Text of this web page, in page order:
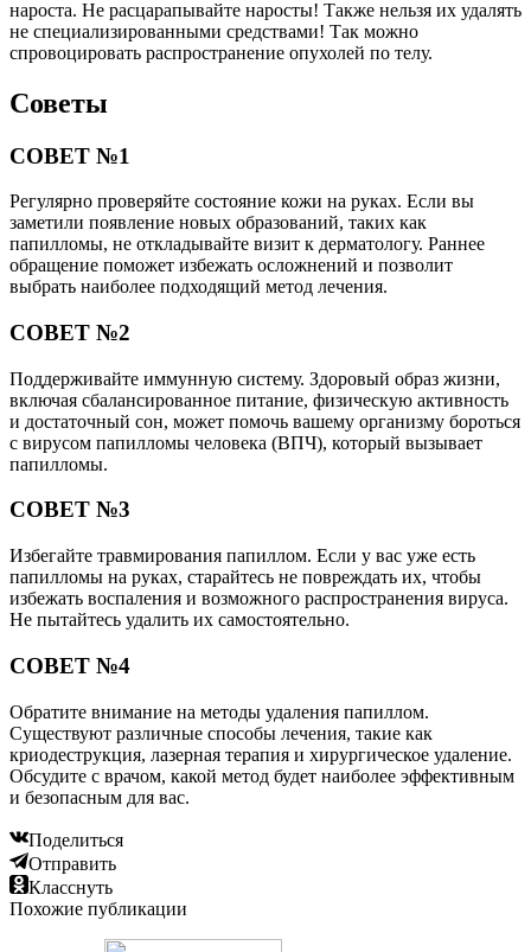
нароста. Не расцарапывайте наросты! Также нельзя их удалять
не специализированными средствами! Так можно
спровоцировать распространение опухолей по телу.
Советы
СОВЕТ №1
Регулярно проверяйте состояние кожи на руках. Если вы
заметили появление новых образований, таких как
папилломы, не откладывайте визит к дерматологу. Раннее
обращение поможет избежать осложнений и позволит
выбрать наиболее подходящий метод лечения.
СОВЕТ №2
Поддерживайте иммунную систему. Здоровый образ жизни,
включая сбалансированное питание, физическую активность
и достаточный сон, может помочь вашему организму бороться
с вирусом папилломы человека (ВПЧ), который вызывает
папилломы.
СОВЕТ №3
Избегайте травмирования папиллом. Если у вас уже есть
папилломы на руках, старайтесь не повреждать их, чтобы
избежать воспаления и возможного распространения вируса.
Не пытайтесь удалить их самостоятельно.
СОВЕТ №4
Обратите внимание на методы удаления папиллом.
Существуют различные способы лечения, такие как
криодеструкция, лазерная терапия и хирургическое удаление.
Обсудите с врачом, какой метод будет наиболее эффективным
и безопасным для вас.
Поделиться
Отправить
Класснуть
Похожие публикации